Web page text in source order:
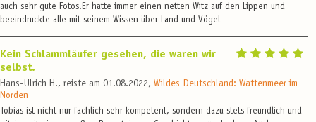
auch sehr gute Fotos.Er hatte immer einen netten Witz auf den Lippen und
beeindruckte alle mit seinem Wissen über Land und Vögel
Kein Schlammläufer gesehen, die waren wir
selbst.
Hans-Ulrich H., reiste am 01.08.2022, Wildes Deutschland: Wattenmeer im
Norden
Tobias ist nicht nur fachlich sehr kompetent, sondern dazu stets freundlich und